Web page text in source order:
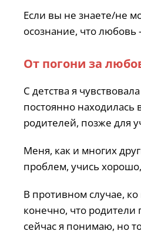
Если вы не знаете/не
осознание, что
От погони за
С детства я
постоянно находилась
родителей, позже для
Меня, как и многих
проблем, учись
В противном случае,
конечно, что родители
сейчас я понимаю, но